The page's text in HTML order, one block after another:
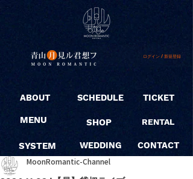
ログイン / 新規登録
ABOUT
MENU
SYSTEM
SCHEDULE
SHOP
WEDDING
TICKET
RENTAL
CONTACT
MoonRomantic-Channel